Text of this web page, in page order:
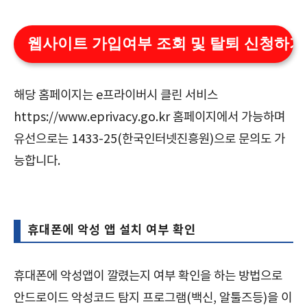
웹사이트 가입여부 조회 및 탈퇴 신청하기
해당 홈페이지는 e프라이버시 클린 서비스
https://www.eprivacy.go.kr 홈페이지에서 가능하며
유선으로는 1433-25(한국인터넷진흥원)으로 문의도 가
능합니다.
휴대폰에 악성 앱 설치 여부 확인
휴대폰에 악성앱이 깔렸는지 여부 확인을 하는 방법으로
안드로이드 악성코드 탐지 프로그램(백신, 알툴즈등)을 이